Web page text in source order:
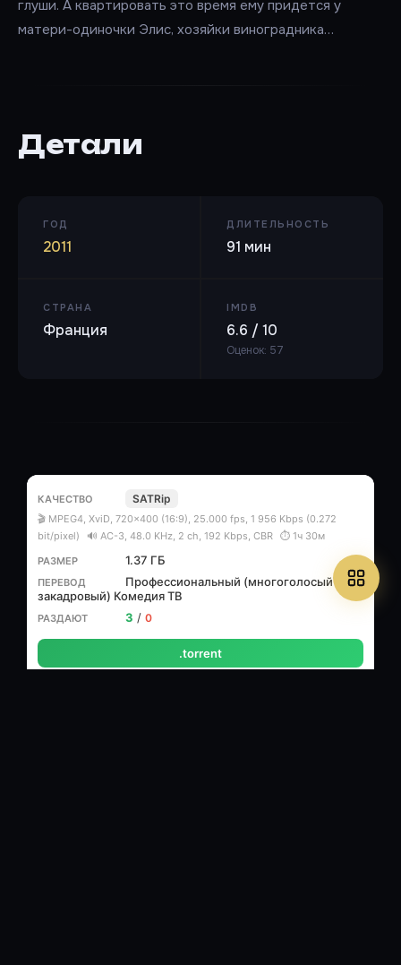
глуши. А квартировать это время ему придется у
матери-одиночки Элис, хозяйки виноградника…
Детали
ГОД
2011
ДЛИТЕЛЬНОСТЬ
91 мин
СТРАНА
Франция
IMDB
6.6 / 10
Оценок: 57
SATRip
🎬 MPEG4, XviD, 720x400 (16:9), 25.000 fps, 1 956 Kbps (0.272
bit/pixel)
🔊 AC-3, 48.0 KHz, 2 ch, 192 Kbps, CBR ⏱ 1ч 30м
1.37 ГБ
Профессиональный (многоголосый
закадровый) Комедия ТВ
3 / 0
.torrent